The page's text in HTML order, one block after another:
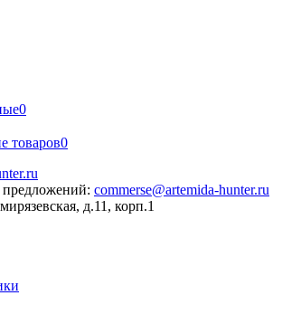
0
товаров0
commerse@artemida-hunter.ru
д.11, корп.1